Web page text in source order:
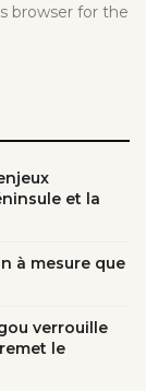
browser for the
et la
à mesure que
verrouille
le